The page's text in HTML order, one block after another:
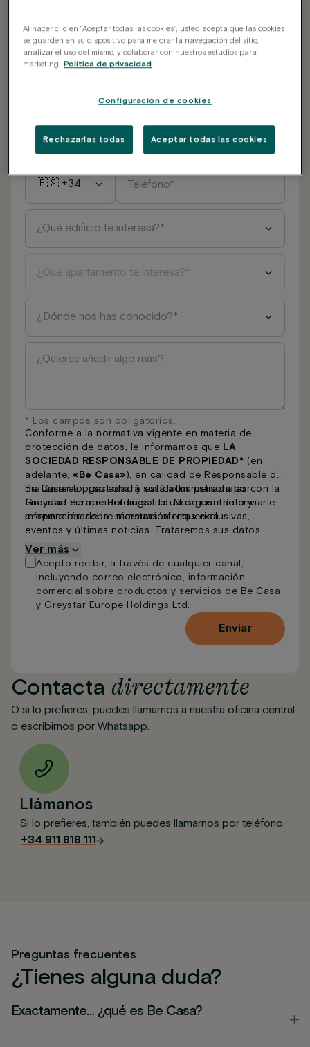
* Los campos son obligatorios.
Conforme a la normativa vigente en materia de
protección de datos, le informamos que LA
SOCIEDAD RESPONSABLE DE PROPIEDAD* (en
adelante, «Be Casa»), en calidad de Responsable del
Tratamiento, gestionará sus datos personales con la
finalidad de atender su solicitud de contacto y
proporcionarle la información requerida.
Be Casa es propiedad y está administrada por
Greystar Europe Holdings Ltd. Nos gustaría enviarle
información sobre nuestras ofertas exclusivas,
eventos y últimas noticias. Trataremos sus datos
personales con el máximo cuidado y de acuerdo con
nuestraPolítica de Privacidad
. Puede actualizar sus
preferencias o darse de baja de nuestras
comunicaciones en cualquier momento. Indíquenos a
continuación las formas en las que preferiría recibir
nuestras comunicaciones.
Ver más
Acepto recibir, a través de cualquier canal,
incluyendo correo electrónico, información
comercial sobre productos y servicios de Be Casa
y Greystar Europe Holdings Ltd.
Enviar
Contacta directamente
O si lo prefieres, puedes llamarnos a nuestra oficina central
o escribirnos por Whatsapp.
Llámanos
Si lo prefieres, también puedes llamarnos por teléfono.
+34 911 818 111
enviando
correctamente
Nos pondremos en contacto contigo lo antes
posible. Revisa tu buzón de SPAM. ¡Gracias!
Continuar
Preguntas frecuentes
¿Tienes alguna duda?
Exactamente… ¿qué es Be Casa?
Al hacer clic en “Aceptar todas las cookies”, usted acepta que las cookies
se guarden en su dispositivo para mejorar la navegación del sitio,
analizar el uso del mismo, y colaborar con nuestros estudios para
marketing. Política de privacidad
Configuración de cookies
Rechazarlas todas Aceptar todas las cookies